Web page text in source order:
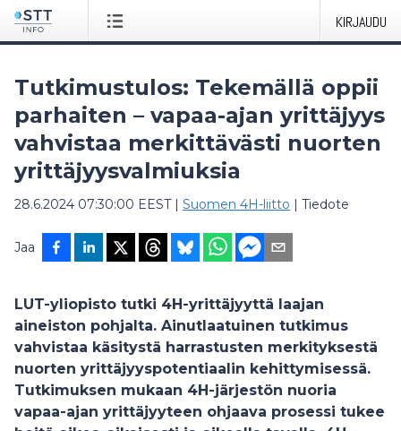
KIRJAUDU
Tutkimustulos: Tekemällä oppii
parhaiten – vapaa-ajan yrittäjyys
vahvistaa merkittävästi nuorten
yrittäjyysvalmiuksia
28.6.2024 07:30:00 EEST| Suomen 4H-liitto | Tiedote
Jaa
LUT-yliopisto tutki 4H-yrittäjyyttä laajan
aineiston pohjalta. Ainutlaatuinen tutkimus
vahvistaa käsitystä harrastusten merkityksestä
nuorten yrittäjyyspotentiaalin kehittymisessä.
Tutkimuksen mukaan 4H-järjestön nuoria
vapaa-ajan yrittäjyyteen ohjaava prosessi tukee